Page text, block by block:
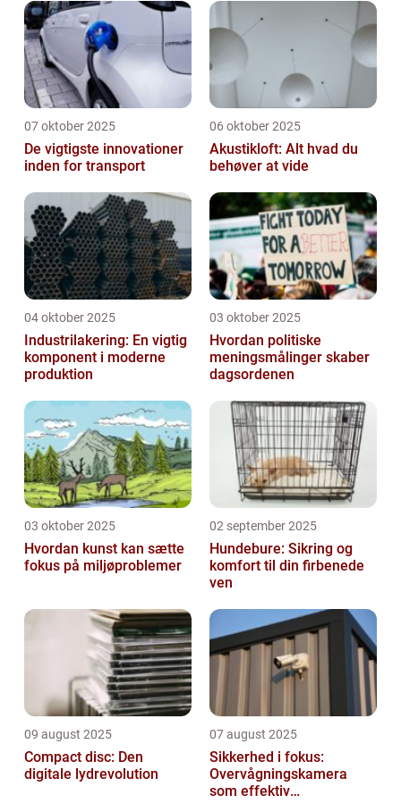
07 oktober 2025
De vigtigste innovationer
inden for transport
06 oktober 2025
Akustikloft: Alt hvad du
behøver at vide
04 oktober 2025
Industrilakering: En vigtig
komponent i moderne
produktion
03 oktober 2025
Hvordan politiske
meningsmålinger skaber
dagsordenen
03 oktober 2025
Hvordan kunst kan sætte
fokus på miljøproblemer
02 september 2025
Hundebure: Sikring og
komfort til din firbenede
ven
09 august 2025
Compact disc: Den
digitale lydrevolution
07 august 2025
Sikkerhed i fokus:
Overvågningskamera
som effektiv